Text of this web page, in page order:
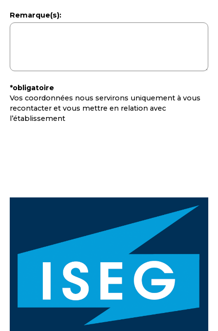
Remarque(s):
*obligatoire
Vos coordonnées nous servirons uniquement à vous
recontacter et vous mettre en relation avec
l’établissement